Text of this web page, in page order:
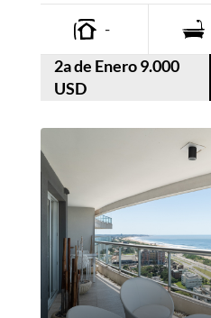
-
2a de Enero 9.000
USD